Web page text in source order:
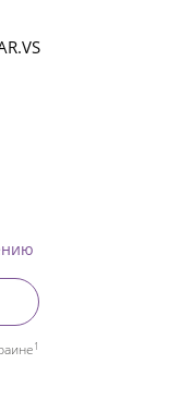
1